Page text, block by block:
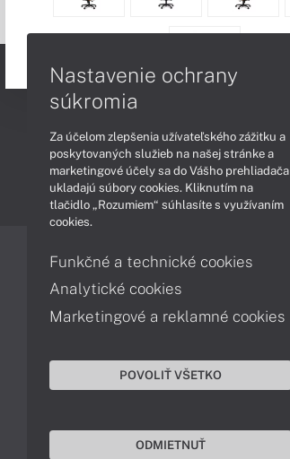
PODPORA A SERVIS
Informácie
Obchodné podmienky
Reklamačné podmienky
Vrátenie tovaru
Cookies
Nastavenie ochrany
súkromia
Za účelom zlepšenia užívateľského zážitku a
poskytovaných služieb na našej stránke a
marketingové účely sa do Vášho prehliadača
ukladajú súbory cookies. Kliknutím na
tlačidlo „Rozumiem“ súhlasíte s využívaním
cookies.
Funkčné a technické cookies
Analytické cookies
Marketingové a reklamné cookies
POVOLIŤ VŠETKO
ODMIETNUŤ